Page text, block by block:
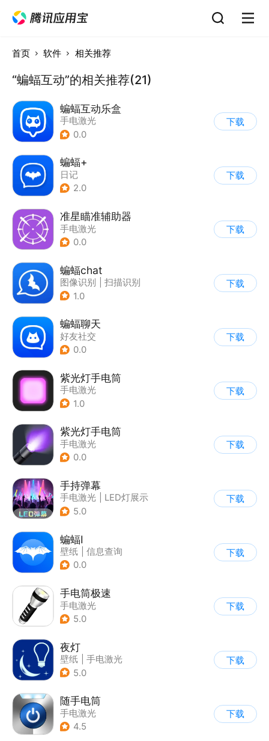
首页 软件 相关推荐
“蝙蝠互动”的相关推荐(21)
蝙蝠互动乐盒
手电激光
0.0
下载
蝙蝠+
日记
2.0
下载
准星瞄准辅助器
手电激光
0.0
下载
蝙蝠chat
图像识别
扫描识别
1.0
下载
蝙蝠聊天
好友社交
0.0
下载
紫光灯手电筒
手电激光
1.0
下载
紫光灯手电筒
手电激光
0.0
下载
手持弹幕
手电激光
LED灯展示
5.0
下载
蝙蝠I
壁纸
信息查询
0.0
下载
手电筒极速
手电激光
5.0
下载
夜灯
壁纸
手电激光
5.0
下载
随手电筒
手电激光
4.5
下载